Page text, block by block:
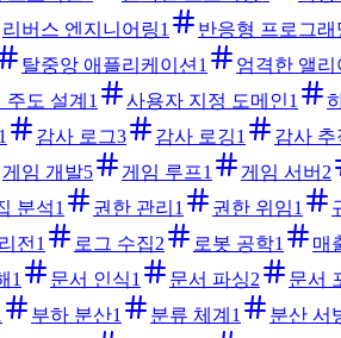
리버스 엔지니어링1 반응형 프로그래
탈중앙 애플리케이션 1 엄격한 앨리
주도 설계 1 사용자 지정 도메인1
1 감사 로그3 감사 로깅1 감사 추
게임 개발5 게임 루프1 게임 서버 2
분석1 권한 관리 1 권한 위임1
전 1 로그 수집2 로봇 공학1 매
1 문서 인식1 문서 파싱2 문서
부하 분산1 분류 체계 1 분산 서